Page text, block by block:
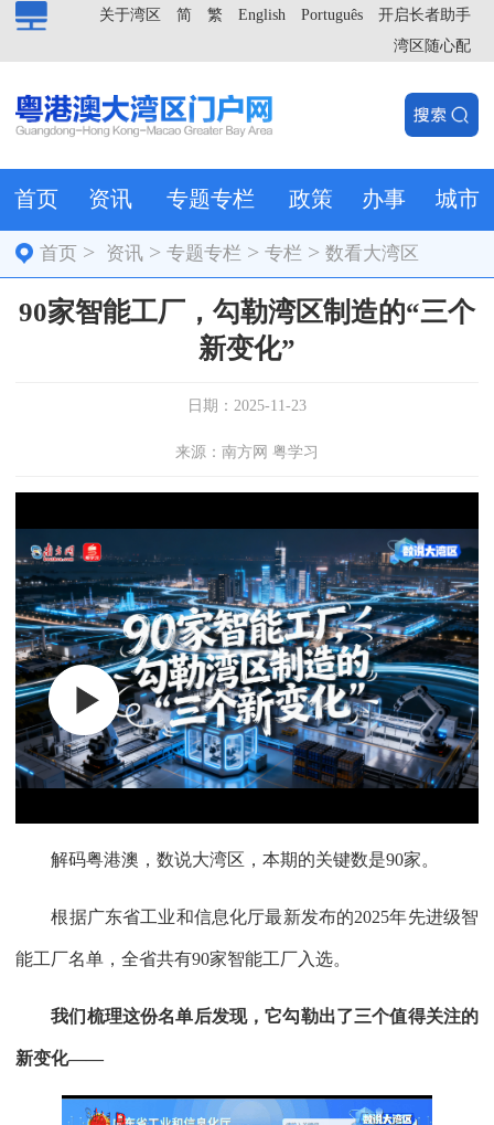
开启长者助手
Português
English
繁
简
关于湾区
湾区随心配
首页 资讯 专题专栏 政策 办事 城市
首页 > 资讯 >专题专栏 >专栏 >数看大湾区
90家智能工厂，勾勒湾区制造的“三个
新变化”
日期：2025-11-23
来源：南方网 粤学习
解码粤港澳，数说大湾区，本期的关键数是90家。
根据广东省工业和信息化厅最新发布的2025年先进级智
能工厂名单，全省共有90家智能工厂入选。
我们梳理这份名单后发现，它勾勒出了三个值得关注的
新变化——